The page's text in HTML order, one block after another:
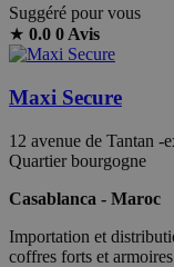
Suggéré pour vous
★ 0.0 0 Avis
Maxi Secure
12 avenue de Tantan -
Quartier bourgogne
Casablanca - Maroc
Importation et
coffres forts et